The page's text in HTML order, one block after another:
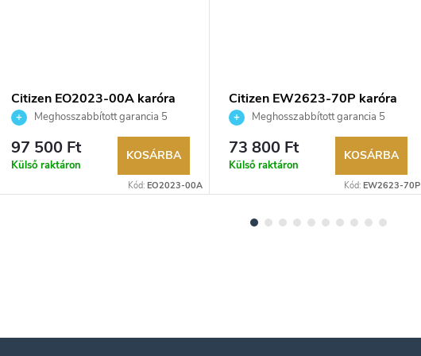
Citizen EO2023-00A karóra
Meghosszabbított garancia 5
évre. Akár 100 napos visszaküldési
lehetőség. Hivatalos márkakereskedő.
97 500 Ft
Külső raktáron
KOSÁRBA
Kód: EO2023-00A
Citizen EW2623-70P karóra
Meghosszabbított garancia 5
évre. Akár 100 napos visszaküldési
lehetőség. Hivatalos márkakereskedő.
73 800 Ft
Külső raktáron
KOSÁRBA
Kód: EW2623-70P